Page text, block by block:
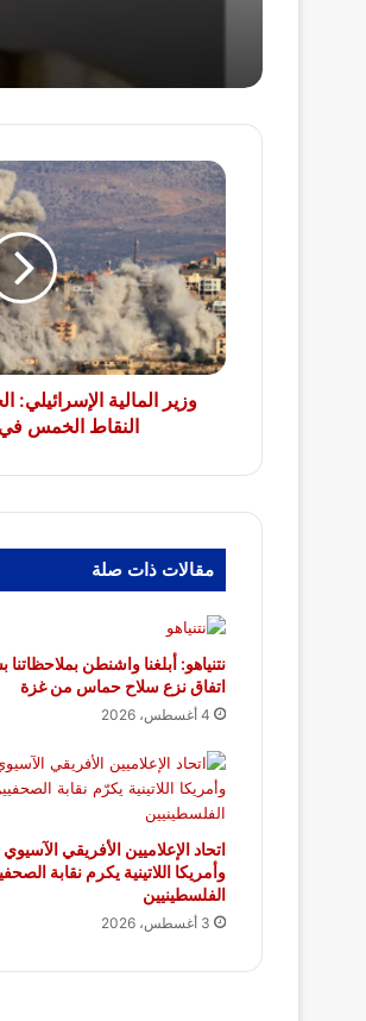
وزير
المالية
الإسرائيلي:
الجيش
لن
ينسحب
من
النقاط
الخمس
وزير المالية
النقاط الخمس في
مقالات ذات صلة
نتنياهو: أبلغنا واشنطن بملاحظاتنا
اتفاق نزع سلاح حماس من غزة
4 أغسطس، 2026
اتحاد الإعلاميين الأفريقي الآسيوي
وأمريكا اللاتينية يكرم نقابة
الفلسطينيين
3 أغسطس، 2026